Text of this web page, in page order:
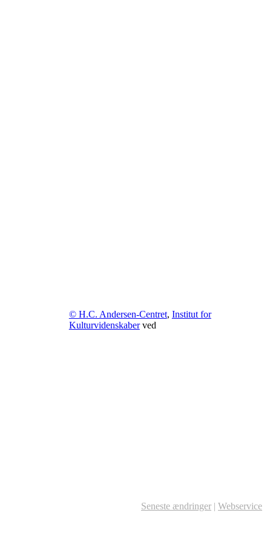
© H.C. Andersen-Centret, Institut for
Kulturvidenskaberved
Seneste ændringer | Webservice